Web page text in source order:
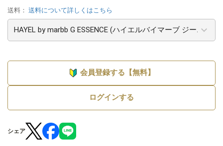
送料： 送料について詳しくはこちら
会員登録する【無料】
ログインする
シェア